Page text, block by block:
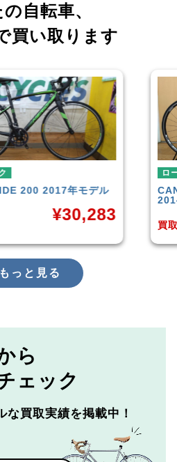
自転車、
買い取ります
200 2017年モデル
¥30,283
ロー
買取
もっと見る
ら
ェック
な買取実績を掲載中！